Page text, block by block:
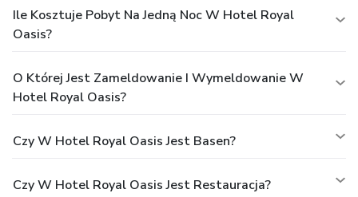
Ile Kosztuje Pobyt Na Jedną Noc W Hotel Royal
Oasis?
O Której Jest Zameldowanie I Wymeldowanie W
Hotel Royal Oasis?
Czy W Hotel Royal Oasis Jest Basen?
Czy W Hotel Royal Oasis Jest Restauracja?